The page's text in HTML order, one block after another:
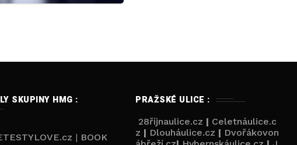
SKUPINY HMG :
| BOOK
PRAŽSKÉ ULICE :
28říjnaulice.cz | Celetnáulice.c
z | Dlouháulice.cz | Dvořákovon